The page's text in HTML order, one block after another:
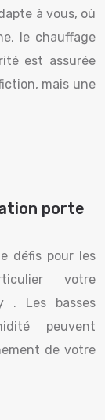
à vous, où
le chauffage
est assurée
mais une
porte
défis pour les
votre
. Les basses
peuvent
de votre